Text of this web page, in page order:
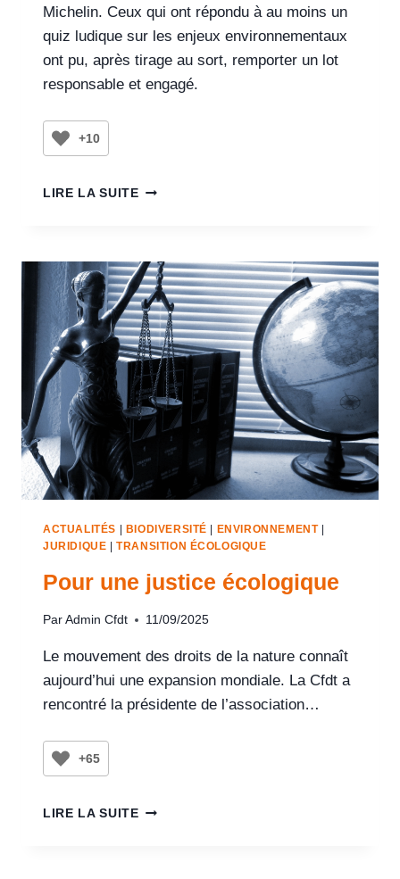
Michelin. Ceux qui ont répondu à au moins un
quiz ludique sur les enjeux environnementaux
ont pu, après tirage au sort, remporter un lot
responsable et engagé.
+10
LIRE LA SUITE
ACTUALITÉS | BIODIVERSITÉ | ENVIRONNEMENT|
JURIDIQUE |TRANSITION ÉCOLOGIQUE
Pour une justice écologique
Par Admin Cfdt 11/09/2025
Le mouvement des droits de la nature connaît
aujourd’hui une expansion mondiale. La Cfdt a
rencontré la présidente de l’association…
+65
LIRE LA SUITE